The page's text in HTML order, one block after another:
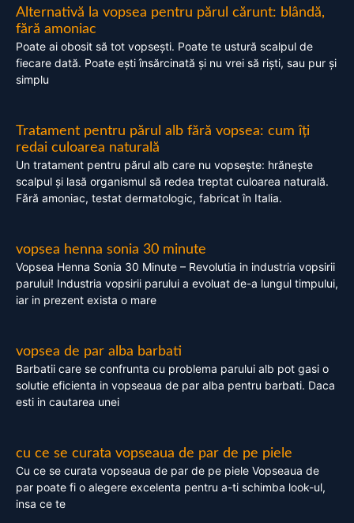
Alternativă la vopsea pentru părul cărunt: blândă,
fără amoniac
Poate ai obosit să tot vopsești. Poate te ustură scalpul de
fiecare dată. Poate ești însărcinată și nu vrei să riști, sau pur și
simplu
Tratament pentru părul alb fără vopsea: cum îți
redai culoarea naturală
Un tratament pentru părul alb care nu vopsește: hrănește
scalpul și lasă organismul să redea treptat culoarea naturală.
Fără amoniac, testat dermatologic, fabricat în Italia.
vopsea henna sonia 30 minute
Vopsea Henna Sonia 30 Minute – Revolutia in industria vopsirii
parului! Industria vopsirii parului a evoluat de-a lungul timpului,
iar in prezent exista o mare
vopsea de par alba barbati
Barbatii care se confrunta cu problema parului alb pot gasi o
solutie eficienta in vopseaua de par alba pentru barbati. Daca
esti in cautarea unei
cu ce se curata vopseaua de par de pe piele
Cu ce se curata vopseaua de par de pe piele Vopseaua de
par poate fi o alegere excelenta pentru a-ti schimba look-ul,
insa ce te